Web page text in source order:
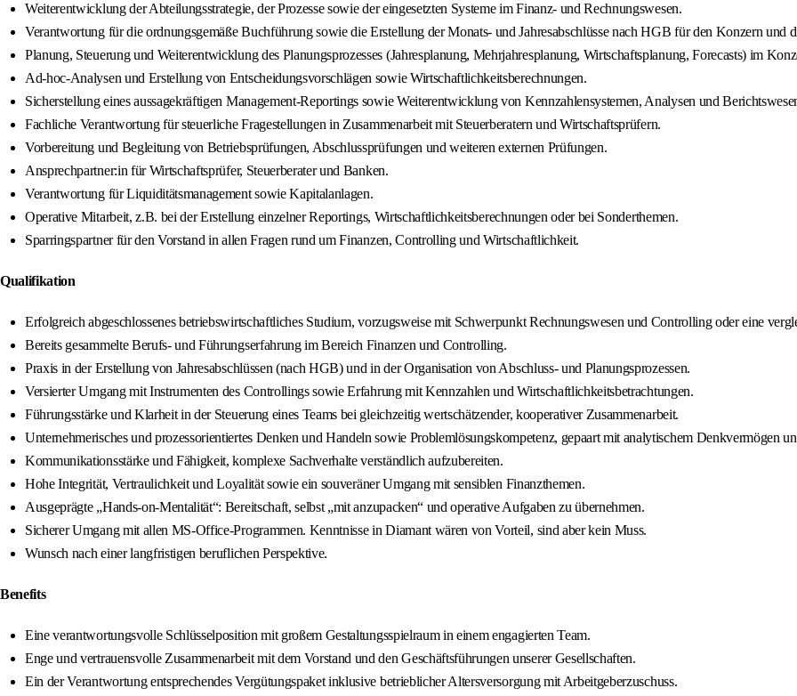
Weiterentwicklung der Abteilungsstrategie, der Prozesse sowie der eingesetzten Systeme im Finanz- und Rechnungswesen.
Verantwortung für die ordnungsgemäße Buchführung sowie die Erstellung der Monats- und Jahresabschlüsse nach HGB für den Konzern und
Planung, Steuerung und Weiterentwicklung des Planungsprozesses (Jahresplanung, Mehrjahresplanung, Wirtschaftsplanung, Forecasts) im
Ad-hoc-Analysen und Erstellung von Entscheidungsvorschlägen sowie Wirtschaftlichkeitsberechnungen.
Sicherstellung eines aussagekräftigen Management-Reportings sowie Weiterentwicklung von Kennzahlensystemen, Analysen und
Fachliche Verantwortung für steuerliche Fragestellungen in Zusammenarbeit mit Steuerberatern und Wirtschaftsprüfern.
Vorbereitung und Begleitung von Betriebsprüfungen, Abschlussprüfungen und weiteren externen Prüfungen.
Ansprechpartner:in für Wirtschaftsprüfer, Steuerberater und Banken.
Verantwortung für Liquiditätsmanagement sowie Kapitalanlagen.
Operative Mitarbeit, z.B. bei der Erstellung einzelner Reportings, Wirtschaftlichkeitsberechnungen oder bei Sonderthemen.
Sparringspartner für den Vorstand in allen Fragen rund um Finanzen, Controlling und Wirtschaftlichkeit.
Qualifikation
Erfolgreich abgeschlossenes betriebswirtschaftliches Studium, vorzugsweise mit Schwerpunkt Rechnungswesen und Controlling oder eine
Bereits gesammelte Berufs- und Führungserfahrung im Bereich Finanzen und Controlling.
Praxis in der Erstellung von Jahresabschlüssen (nach HGB) und in der Organisation von Abschluss- und Planungsprozessen.
Versierter Umgang mit Instrumenten des Controllings sowie Erfahrung mit Kennzahlen und Wirtschaftlichkeitsbetrachtungen.
Führungsstärke und Klarheit in der Steuerung eines Teams bei gleichzeitig wertschätzender, kooperativer Zusammenarbeit.
Unternehmerisches und prozessorientiertes Denken und Handeln sowie Problemlösungskompetenz, gepaart mit analytischem Denkvermögen
Kommunikationsstärke und Fähigkeit, komplexe Sachverhalte verständlich aufzubereiten.
Hohe Integrität, Vertraulichkeit und Loyalität sowie ein souveräner Umgang mit sensiblen Finanzthemen.
Ausgeprägte „Hands-on-Mentalität“: Bereitschaft, selbst „mit anzupacken“ und operative Aufgaben zu übernehmen.
Sicherer Umgang mit allen MS-Office-Programmen. Kenntnisse in Diamant wären von Vorteil, sind aber kein Muss.
Wunsch nach einer langfristigen beruflichen Perspektive.
Benefits
Eine verantwortungsvolle Schlüsselposition mit großem Gestaltungsspielraum in einem engagierten Team.
Enge und vertrauensvolle Zusammenarbeit mit dem Vorstand und den Geschäftsführungen unserer Gesellschaften.
Ein der Verantwortung entsprechendes Vergütungspaket inklusive betrieblicher Altersversorgung mit Arbeitgeberzuschuss.